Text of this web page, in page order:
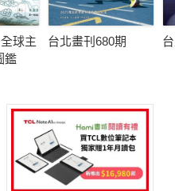
特勒都對她一見鍾情，
牙利─悠哉的歷史皇室。
面紗，在此揭開。
球主
鑑
台北畫刊680期